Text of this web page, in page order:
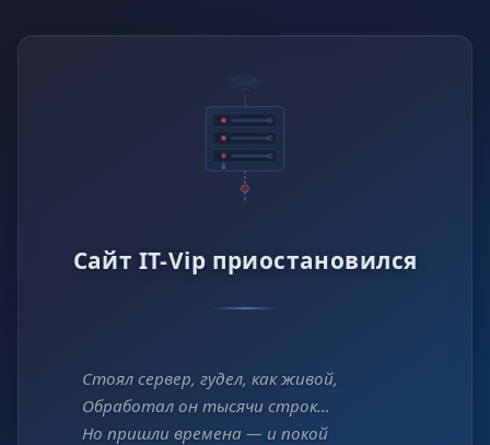
Сайт IT-Vip приостановился
Стоял сервер, гудел, как живой,
Обработал он тысячи строк…
Но пришли времена — и покой